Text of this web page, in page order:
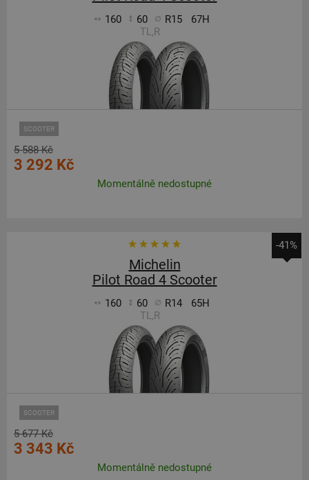
160 60 R15
67H
TL,R
SCOOTER
5 588 Kč
3 292 Kč
Momentálně nedostupné
-41%
Michelin
Pilot Road 4 Scooter
160 60 R14
65H
TL,R
SCOOTER
5 677 Kč
3 343 Kč
Momentálně nedostupné